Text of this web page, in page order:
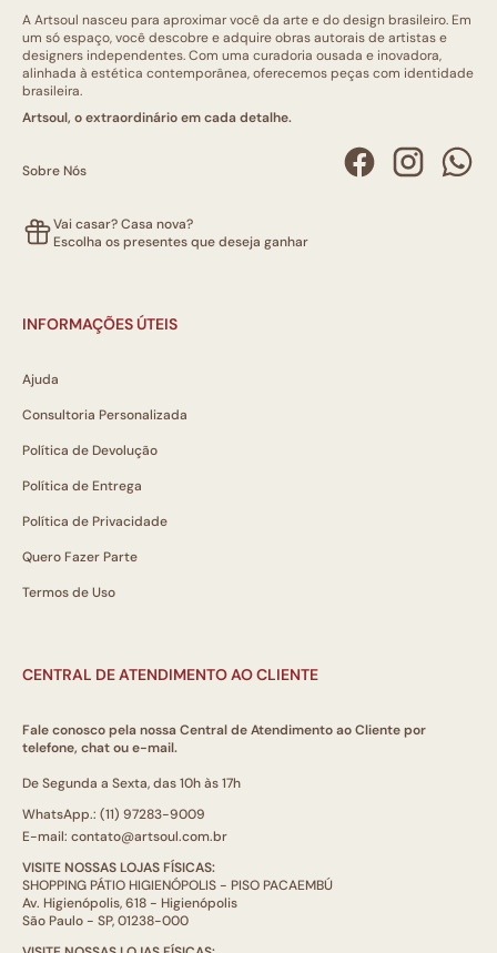
A Artsoul nasceu para aproximar você da arte e do design brasileiro. Em
um só espaço, você descobre e adquire obras autorais de artistas e
designers independentes. Com uma curadoria ousada e inovadora,
alinhada à estética contemporânea, oferecemos peças com identidade
brasileira.
Artsoul, o extraordinário em cada detalhe.
Sobre Nós
Vai casar? Casa nova?
Escolha os presentes que deseja ganhar
INFORMAÇÕES ÚTEIS
Ajuda
Consultoria Personalizada
Política de Devolução
Política de Entrega
Política de Privacidade
Quero Fazer Parte
Termos de Uso
CENTRAL DE ATENDIMENTO AO CLIENTE
Fale conosco pela nossa Central de Atendimento ao Cliente por
telefone, chat ou e-mail.
De Segunda a Sexta, das 10h às 17h
WhatsApp.: (11) 97283-9009
E-mail: contato@artsoul.com.br
VISITE NOSSAS LOJAS FÍSICAS:
SHOPPING PÁTIO HIGIENÓPOLIS - PISO PACAEMBÚ
Av. Higienópolis, 618 - Higienópolis
São Paulo - SP, 01238-000